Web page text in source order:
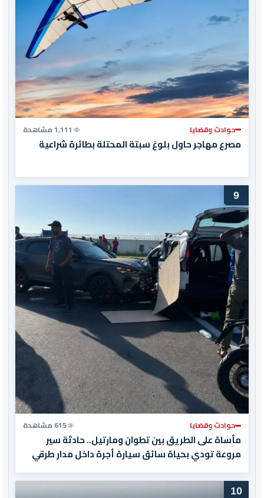
حوادث وقضايا 1,111 مشاهدة
مصرع مهاجر حاول بلوغ سبتة المحتلة بطائرة شراعية
9
حوادث وقضايا 615 مشاهدة
مأساة على الطريق بين تطوان ومارتيل.. حادثة سير
مروعة تودي بحياة سائق سيارة أجرة داخل مدار طرقي
10